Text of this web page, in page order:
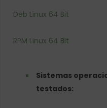
Deb Linux 64 Bit
RPM Linux 64 Bit
Sistemas
testados: